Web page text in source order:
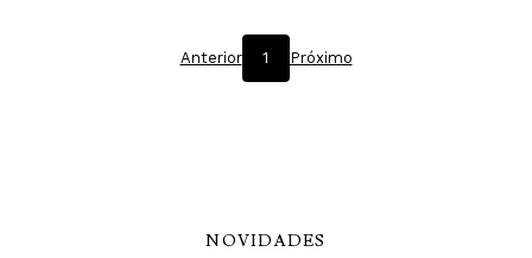
Anterior 1 Próximo
NOVIDADES